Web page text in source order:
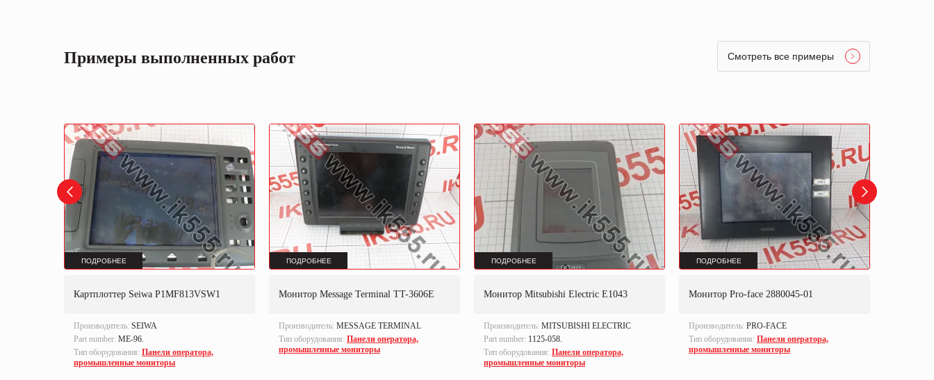
Примеры выполненных работ Смотреть все примеры
ПОДРОБНЕЕ
Картплоттер Seiwa P1MF813VSW1
Производитель: SEIWA
Part number: ME-96.
Тип оборудования: Панели оператора,
промышленные мониторы
ПОДРОБНЕЕ
Монитор Message Terminal TT-3606E
Производитель: MESSAGE TERMINAL
Тип оборудования: Панели оператора,
промышленные мониторы
ПОДРОБНЕЕ
Монитор Mitsubishi Electric E1043
Производитель: MITSUBISHI ELECTRIC
Part number: 1125-058.
Тип оборудования: Панели оператора,
промышленные мониторы
ПОДРОБНЕЕ
Монитор Pro-face 2880045-01
Производитель: PRO-FACE
Тип оборудования: Панели оператора,
промышленные мониторы